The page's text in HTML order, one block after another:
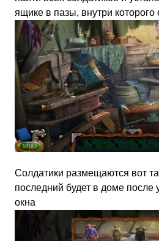
ящике в пазы, внутри
Солдатики размещаются вот
последний будет в доме после
окна